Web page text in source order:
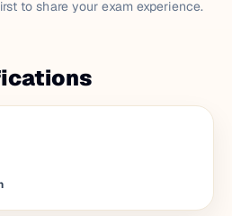
to share your exam experience.